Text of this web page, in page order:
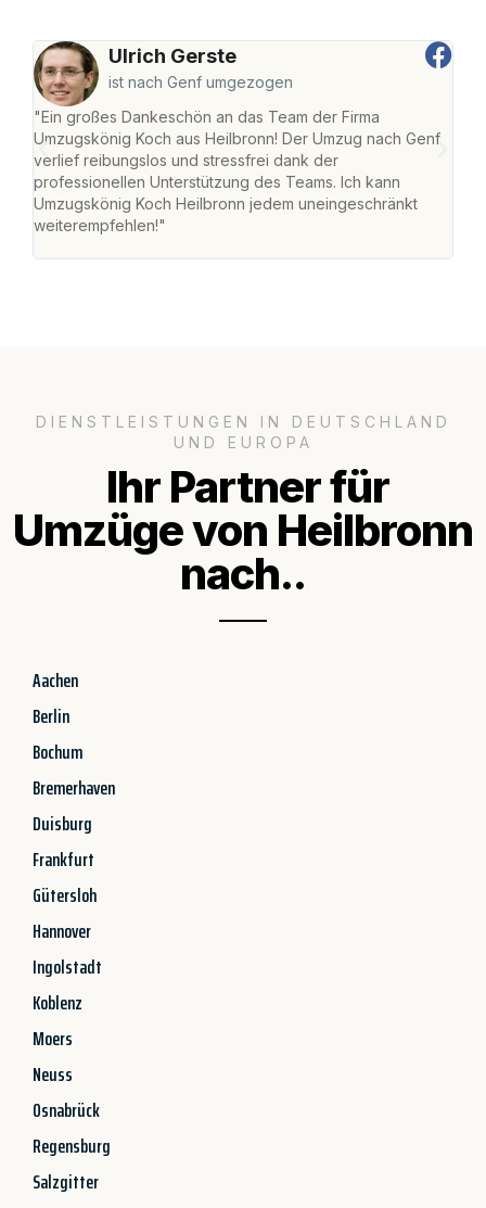
Ulrich Gerste
ist nach Genf umgezogen
"Ein großes Dankeschön an das Team der Firma
Umzugskönig Koch aus Heilbronn! Der Umzug nach Genf
verlief reibungslos und stressfrei dank der
professionellen Unterstützung des Teams. Ich kann
Umzugskönig Koch Heilbronn jedem uneingeschränkt
weiterempfehlen!"
DIENSTLEISTUNGEN IN DEUTSCHLAND
UND EUROPA
Ihr Partner für
Umzüge von Heilbronn
nach..
Aachen
Berlin
Bochum
Bremerhaven
Duisburg
Frankfurt
Gütersloh
Hannover
Ingolstadt
Koblenz
Moers
Neuss
Osnabrück
Regensburg
Salzgitter